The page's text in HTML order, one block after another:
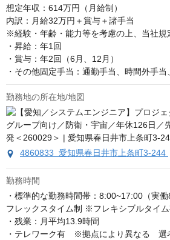
想定年収：614万円（月給制）
内訳：月給32万円＋賞与＋諸手当
※経験・年齢・能力等を考慮の上、当社規
・昇給：年1回
・賞与：年2回（6月、12月）
・その他固定手当：通勤手当、時間外手
勤務地の所在地/地図
4860833 愛知県春日井市上条町3-244
勤務時間
・標準的な勤務時間帯：8:00~17:00（実働
フレックスタイム制 ※フレキシブルタイ
・残業：月平均13.9時間
・テレワーク有　※拠点により異なる　選